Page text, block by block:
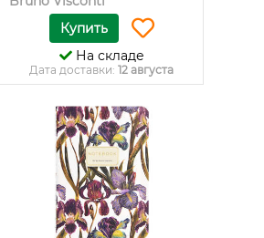
Купить
На складе
Дата доставки: 12 августа